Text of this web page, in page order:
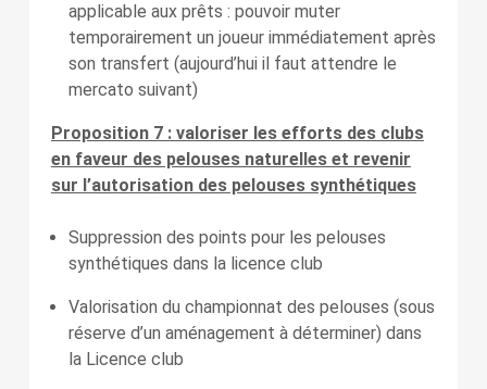
applicable aux prêts : pouvoir muter
temporairement un joueur immédiatement après
son transfert (aujourd’hui il faut attendre le
mercato suivant)
Proposition 7 : valoriser les efforts des clubs
en faveur des pelouses naturelles et revenir
sur l’autorisation des pelouses synthétiques
Suppression des points pour les pelouses
synthétiques dans la licence club
Valorisation du championnat des pelouses (sous
réserve d’un aménagement à déterminer) dans
la Licence club